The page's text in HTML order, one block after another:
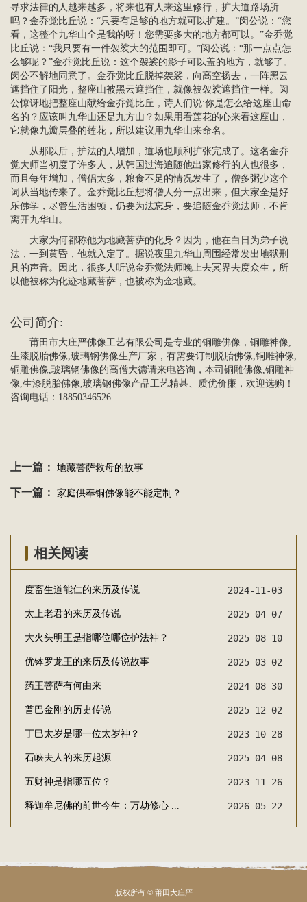
寻求法律的人越来越多，将来也有人来这里修行，扩大道路场所
吗？金乔觉比丘说：“只要有足够的地方就可以扩建。”闵公说：“您
看，这整个九华山全是我的呀！您需要多大的地方都可以。”金乔觉
比丘说：“我只要有一件袈裟大的范围即可。”闵公说：“那一点点怎
么够呢？”金乔觉比丘说：这个袈裟的影子可以盖的地方，就够了。
闵公不解地同意了。金乔觉比丘脱掉袈裟，向高空扬去，一阵黑云
遮挡住了阳光，整座山被黑云遮挡住，就像被袈裟遮挡住一样。闵
公惊讶地把整座山献给金乔觉比丘，诗人们说:你是怎么给这座山命
名的？应该叫九华山还是九方山？如果用看莲花的心来看这座山，
它就像九瓣层叠的莲花，所以建议用九华山来命名。
从那以后，护法的人增加，道场也顺利扩张完成了。这名金乔
觉大师当初度了许多人，从韩国过海追随他出家修行的人也很多，
而且每年增加，僧侣太多，粮食不足的情况发生了，僧多粥少这个
词从当地传来了。金乔觉比丘想将僧人分一点出来，但大家全是好
乐佛学，尽管生活困顿，仍要为法忘身，要追随金乔觉法师，不肯
离开九华山。
大家为何都称他为地藏菩萨的化身？因为，他在白日为弟子说
法，一到黄昏，他就入定了。据说夜里九华山周围经常发出地狱刑
具的声音。因此，很多人听说金乔觉法师晚上去冥界去度众生，所
以他被称为化迹地藏菩萨，也被称为金地藏。
公司简介:
莆田市大庄严佛像工艺有限公司是专业的铜雕佛像 ， 铜雕神像,
生漆脱胎佛像,玻璃钢佛像生产厂家，有需要订制脱胎佛像,铜雕神像,
铜雕佛像,玻璃钢佛像的高僧大德请来电咨询，本司铜雕佛像,铜雕神
像,生漆脱胎佛像,玻璃钢佛像产品工艺精甚、质优价廉，欢迎选购！
咨询电话：18850346526
上一篇： 地藏菩萨救母的故事
下一篇： 家庭供奉铜佛像能不能定制？
相关阅读
度畜生道能仁的来历及传说 2024-11-03
太上老君的来历及传说 2025-04-07
大火头明王是指哪位哪位护法神？ 2025-08-10
优钵罗龙王的来历及传说故事 2025-03-02
药王菩萨有何由来 2024-08-30
普巴金刚的历史传说 2025-12-02
丁巳太岁是哪一位太岁神？ 2023-10-28
石峡夫人‌的来历起源 2025-04-08
五财神是指哪五位？ 2023-11-26
释迦牟尼佛的前世今生：万劫修心 ... 2026-05-22
版权所有 © 莆田大庄严